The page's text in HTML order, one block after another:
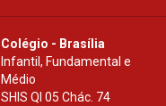
Colégio - Brasília
Infantil, Fundamental e
Médio
SHIS Ql 05 Chác. 74